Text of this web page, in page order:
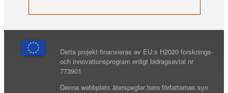
Detta projekt finansieras av EU:s H2020 forsknings-
och innovationsprogram enligt bidragsavtal nr
773901
Denna webbplats återspeglar bara författarnas syn